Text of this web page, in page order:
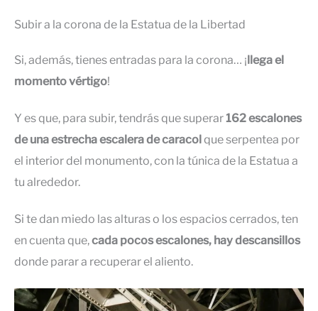
Subir a la corona de la Estatua de la Libertad
Si, además, tienes entradas para la corona… ¡llega el
momento vértigo!
Y es que, para subir, tendrás que superar162 escalones
de una estrecha escalera de caracolque serpentea por
el interior del monumento, con la túnica de la Estatua a
tu alrededor.
Si te dan miedo las alturas o los espacios cerrados, ten
en cuenta que,cada pocos escalones, hay descansillos
donde parar a recuperar el aliento.